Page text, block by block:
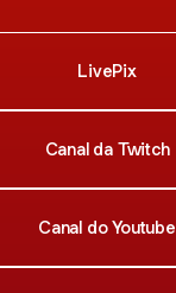
LivePix
Canal da Twitch
Canal do Youtube